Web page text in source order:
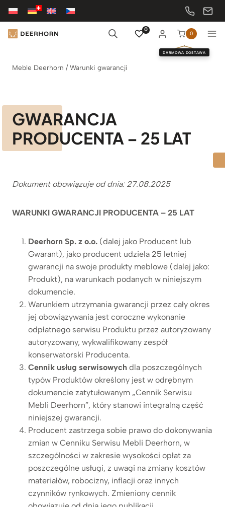
Przejdź
treści
0
0
DARMOWA DOSTAWA
Meble Deerhorn /Warunki gwarancji
GWARANCJA
PRODUCENTA – 25 LAT
Dokument obowiązuje od dnia: 27.08.2025
WARUNKI GWARANCJI PRODUCENTA – 25 LAT
Deerhorn Sp. z o.o. (dalej jako Producent lub
Gwarant), jako producent udziela 25 letniej
gwarancji na swoje produkty meblowe (dalej jako:
Produkt), na warunkach podanych w niniejszym
dokumencie.
Warunkiem utrzymania gwarancji przez cały okres
jej obowiązywania jest coroczne wykonanie
odpłatnego serwisu Produktu przez autoryzowany
autoryzowany, wykwalifikowany zespół
konserwatorski Producenta.
Cennik usług serwisowych dla poszczególnych
typów Produktów określony jest w odrębnym
dokumencie zatytułowanym „Cennik Serwisu
Mebli Deerhorn”, który stanowi integralną część
niniejszej gwarancji.
Producent zastrzega sobie prawo do dokonywania
zmian w Cenniku Serwisu Mebli Deerhorn, w
szczególności w zakresie wysokości opłat za
poszczególne usługi, z uwagi na zmiany kosztów
materiałów, robocizny, inflacji oraz innych
czynników rynkowych. Zmieniony cennik